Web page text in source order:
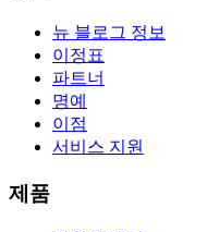
뉴 블로그 정보
이정표
파트너
명예
이점
서비스 지원
제품